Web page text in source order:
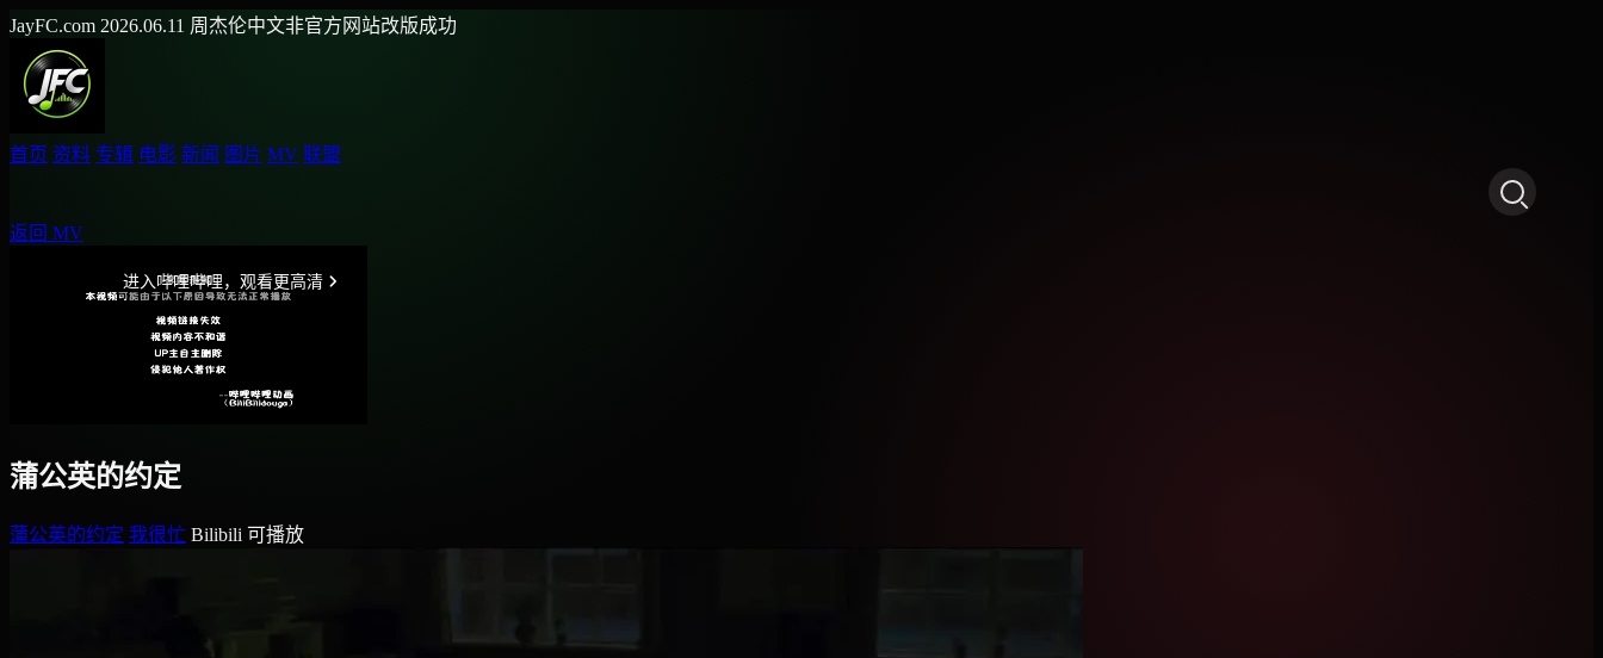
JayFC.com 2026.06.11 周杰伦中文非官方网站改版成功
首页 资料 专辑 电影 新闻 图片 MV 联盟
返回 MV
蒲公英的约定
蒲公英的约定 我很忙 Bilibili 可播放